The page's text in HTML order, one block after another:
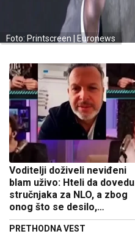
Foto: Printscreen | Euronews
Voditelji doživeli neviđeni
blam uživo: Hteli da dovedu
stručnjaka za NLO, a zbog
onog što se desilo,
gledaoci plakali od smeha!
PRETHODNA VEST